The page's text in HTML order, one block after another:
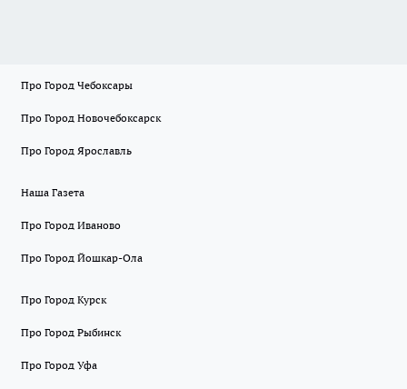
Про Город Чебоксары
Про Город Новочебоксарск
Про Город Ярославль
Наша Газета
Про Город Иваново
Про Город Йошкар-Ола
Про Город Курск
Про Город Рыбинск
Про Город Уфа